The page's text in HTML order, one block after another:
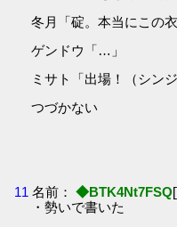
冬月「碇。本当にこの
ゲンドウ「…」
ミサト「出場！（シン
つづかない
11 名前： ◆BTK4Nt7FSQ
・勢いで書いた